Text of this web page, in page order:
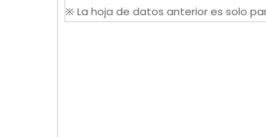
※ La hoja de datos anterior es solo